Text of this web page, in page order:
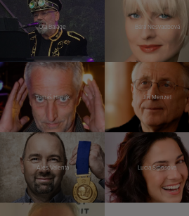
Ota Balage Bára Nesvadbová
Tomáš Hanák Jiří Menzel
Aleš Valenta Lucia Siposová